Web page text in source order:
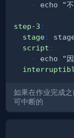
-
step-3 :
stage:
script :
-
如果在作业完成
可中断的